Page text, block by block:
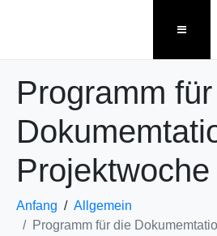
Programm
Projektwoche
Anfang
Allgemein
Programm für die